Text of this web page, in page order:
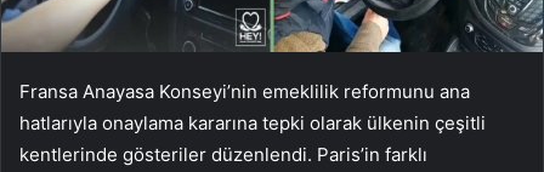
Fransa Anayasa Konseyi’nin emeklilik reformunu ana
hatlarıyla onaylama kararına tepki olarak ülkenin çeşitli
kentlerinde gösteriler düzenlendi. Paris’in farklı